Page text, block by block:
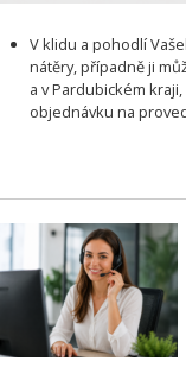
V klidu a pohodlí
nátěry, případně ji
a v Pardubickém
objednávku na